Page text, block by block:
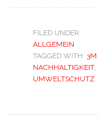
FILED UNDER:
ALLGEMEIN
TAGGED WITH: 3M,
NACHHALTIGKEIT,
UMWELTSCHUTZ